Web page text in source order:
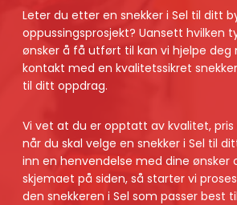
Leter du etter en snekker i Sel til ditt
oppussingsprosjekt? Uansett hvilken
ønsker å få utført til kan vi hjelpe deg
kontakt med en kvalitetssikret
til ditt oppdrag.
Vi vet at du er opptatt av kvalitet, pris
når du skal velge en snekker i Sel til
inn en henvendelse med dine ønsker
skjemaet på siden, så starter vi
den snekkeren i Sel som passer best